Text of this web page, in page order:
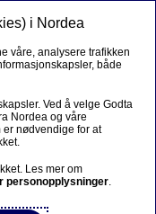
caravan
i Nordea
våre, analysere trafikken
både
Ved å velge Godta
Nordea og våre
nødvendige for at
Les mer om
personopplysninger.